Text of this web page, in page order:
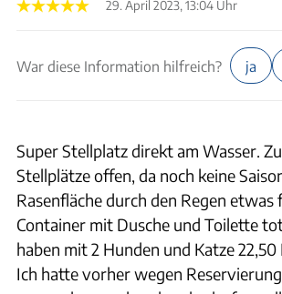
29. April 2023, 13:04 Uhr
War diese Information hilfreich? ja
Super Stellplatz direkt am Wasser.
Stellplätze offen, da noch keine
Rasenfläche durch den Regen etwas
Container mit Dusche und Toilette
haben mit 2 Hunden und Katze 22,50
Ich hatte vorher wegen Reservierung